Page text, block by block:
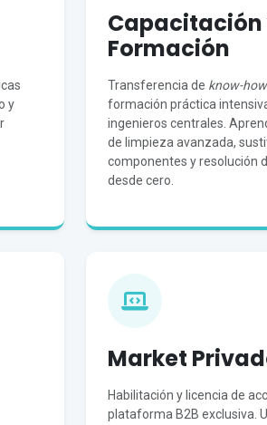
y
Capacitación
Formación
Transferencia de know-how
formación práctica
ingenieros centrales.
de limpieza avanzada,
componentes y resolución
desde cero.
Market
Habilitación y licencia de
plataforma B2B exclusiva.